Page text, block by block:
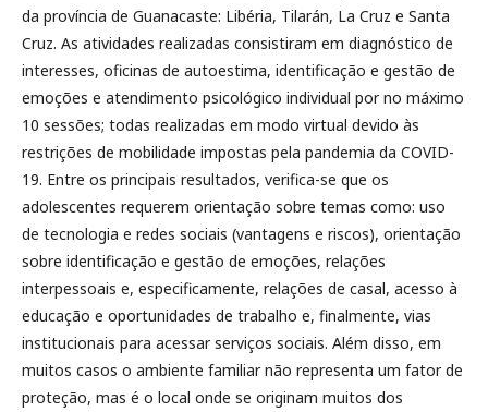
da província de Guanacaste: Libéria, Tilarán, La Cruz e Santa
Cruz. As atividades realizadas consistiram em diagnóstico de
interesses, oficinas de autoestima, identificação e gestão de
emoções e atendimento psicológico individual por no máximo
10 sessões; todas realizadas em modo virtual devido às
restrições de mobilidade impostas pela pandemia da COVID-
19. Entre os principais resultados, verifica-se que os
adolescentes requerem orientação sobre temas como: uso
de tecnologia e redes sociais (vantagens e riscos), orientação
sobre identificação e gestão de emoções, relações
interpessoais e, especificamente, relações de casal, acesso à
educação e oportunidades de trabalho e, finalmente, vias
institucionais para acessar serviços sociais. Além disso, em
muitos casos o ambiente familiar não representa um fator de
proteção, mas é o local onde se originam muitos dos